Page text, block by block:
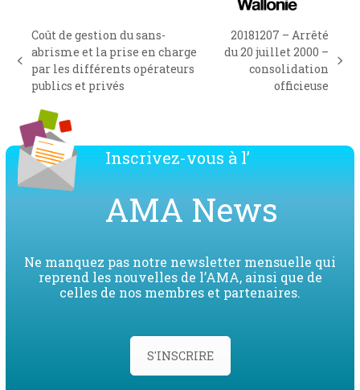
previous
post:
Coût de gestion du sans-
abrisme et la prise en charge
par les différents opérateurs
publics et privés
next
20181207 – Arrêté
du 20 juillet 2000 –
consolidation
officieuse
Inscrivez-vous à l’
AMA News
Ne manquez pas notre newsletter mensuelle qui
reprend les nouvelles de l’AMA, ainsi que de
celles de nos membres et partenaires.
S'INSCRIRE